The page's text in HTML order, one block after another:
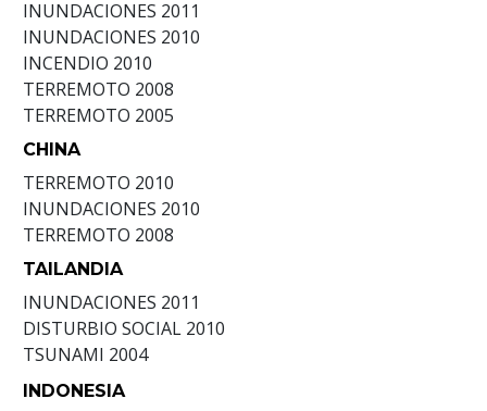
INUNDACIONES 2011
INUNDACIONES 2010
INCENDIO 2010
TERREMOTO 2008
TERREMOTO 2005
CHINA
TERREMOTO 2010
INUNDACIONES 2010
TERREMOTO 2008
TAILANDIA
INUNDACIONES 2011
DISTURBIO SOCIAL 2010
TSUNAMI 2004
INDONESIA